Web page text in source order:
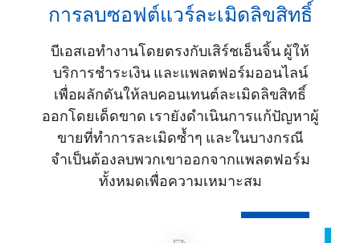
การลบซอฟต์แวร์ละเมิดลิขสิทธิ์
บีเอสเอทำงานโดยตรงกับเสิร์ชเอ็นจิ้น ผู้ให้
บริการชำระเงิน และแพลตฟอร์มออนไลน์
เพื่อผลักดันให้ลบคอนเทนต์ละเมิดลิขสิทธิ์
ออกโดยเด็ดขาด เรายังดำเนินการแก้ปัญหาผู้
ขายที่ทำการละเมิดซ้ำๆ และในบางกรณี
จำเป็นต้องลบพวกเขาออกจากแพลตฟอร์ม
ทั้งหมดเพื่อความเหมาะสม